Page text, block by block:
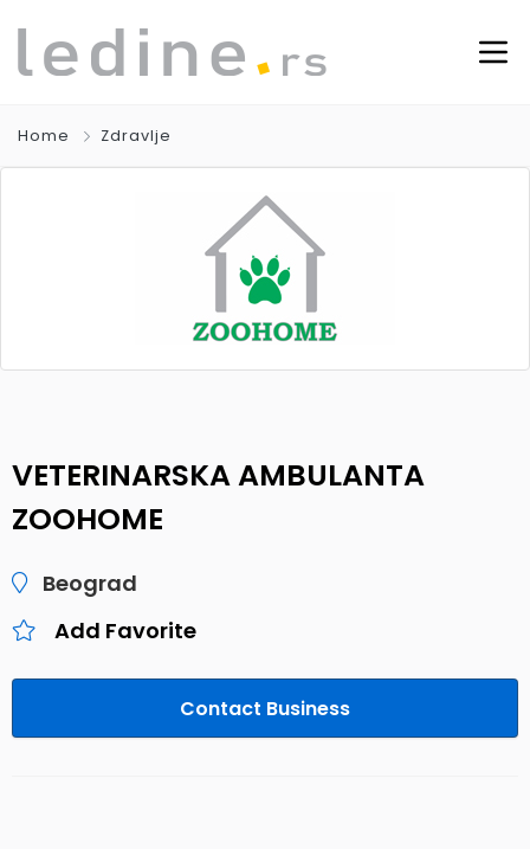
Home Zdravlje
VETERINARSKA AMBULANTA
ZOOHOME
Beograd
Add Favorite
Contact Business